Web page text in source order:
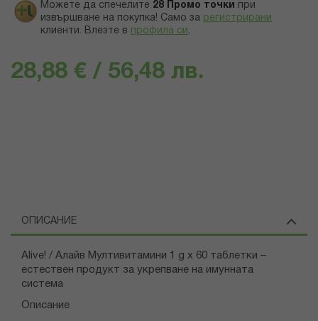
Можете да спечелите 28 Промо точки
при
извършване на покупка! Само за регистрирани
клиенти. Влезте в профила си .
28,88 € / 56,48 лв.
ОПИСАНИЕ
Alive! / Алайв Мултивитамини 1 g х 60 таблетки –
естествен продукт за укрепване на имунната
система
Описание